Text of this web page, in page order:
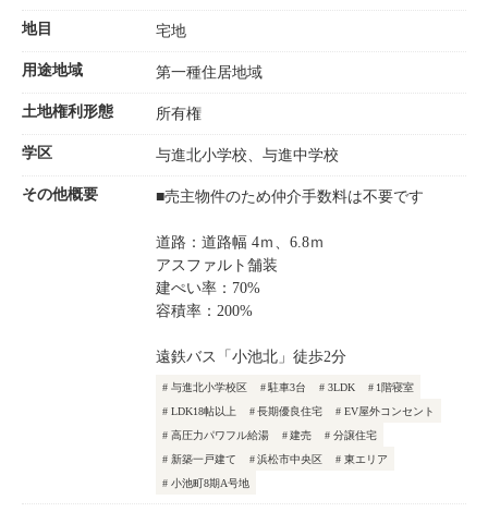
地目 宅地
用途地域 第一種住居地域
土地権利形態 所有権
学区 与進北小学校、与進中学校
その他概要 ■売主物件のため仲介手数料は不要です
道路：道路幅 4ｍ、6.8ｍ
アスファルト舗装
建ぺい率：70%
容積率：200%
遠鉄バス「小池北」徒歩2分
与進北小学校区 駐車3台 3LDK
1階寝室
LDK18帖以上
長期優良住宅
EV屋外コンセント
高圧力パワフル給湯
建売
分譲住宅
新築一戸建て
浜松市中央区
東エリア
小池町8期A号地